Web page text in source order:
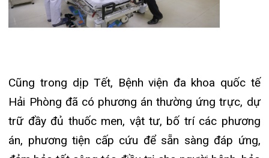
28/07/2026
CẢNH BÁO: TỰ Ý SỬ DỤNG
THUỐC NAM, THUỐC BẮC KHÔ...
24/07/2026